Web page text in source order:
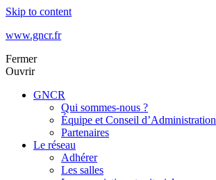
Skip to content
www.gncr.fr
Fermer
Ouvrir
GNCR
Qui sommes-nous ?
Équipe et Conseil d’Administration
Partenaires
Le réseau
Adhérer
Les salles